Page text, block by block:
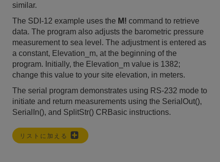
similar.
The SDI-12 example uses the M! command to retrieve
data. The program also adjusts the barometric pressure
measurement to sea level. The adjustment is entered as
a constant, Elevation_m, at the beginning of the
program. Initially, the Elevation_m value is 1382;
change this value to your site elevation, in meters.
The serial program demonstrates using RS-232 mode to
initiate and return measurements using the SerialOut(),
SerialIn(), and SplitStr() CRBasic instructions.
リストに加える